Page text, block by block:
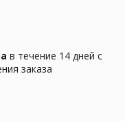
в течение 14 дней с
заказа